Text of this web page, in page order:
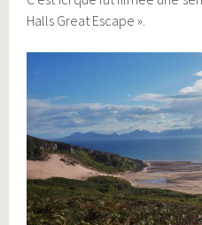
Halls Great Escape ».